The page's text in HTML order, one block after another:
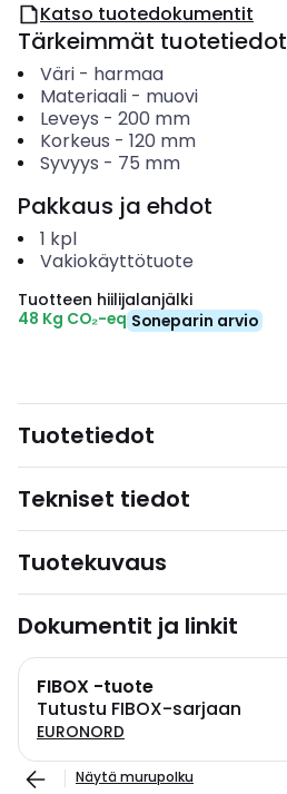
Katso tuotedokumentit
Tärkeimmät tuotetiedot
Väri- harmaa
Materiaali- muovi
Leveys - 200 mm
Korkeus - 120 mm
Syvyys - 75 mm
Pakkaus ja ehdot
1 kpl
Vakiokäyttötuote
Tuotteen hiilijalanjälki
48 Kg CO₂-eq Soneparin arvio
Tuotetiedot
Tekniset tiedot
Tuotekuvaus
Dokumentit ja linkit
FIBOX -tuote
Tutustu FIBOX-sarjaan
EURONORD
Näytä murupolku